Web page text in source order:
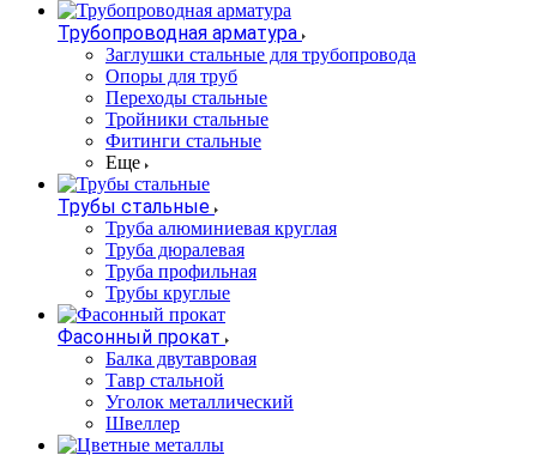
Трубопроводная арматура
Заглушки стальные для трубопровода
Опоры для труб
Переходы стальные
Тройники стальные
Фитинги стальные
Еще
Трубы стальные
Труба алюминиевая круглая
Труба дюралевая
Труба профильная
Трубы круглые
Фасонный прокат
Балка двутавровая
Тавр стальной
Уголок металлический
Швеллер